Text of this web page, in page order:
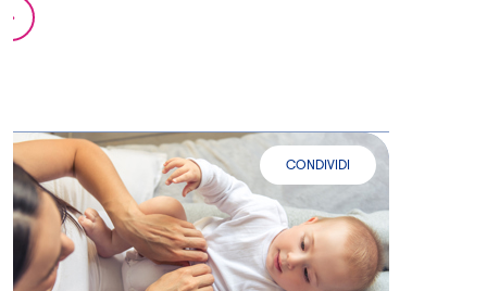
CONDIVIDI
È IN ARRIVO L'INFLUENZA: